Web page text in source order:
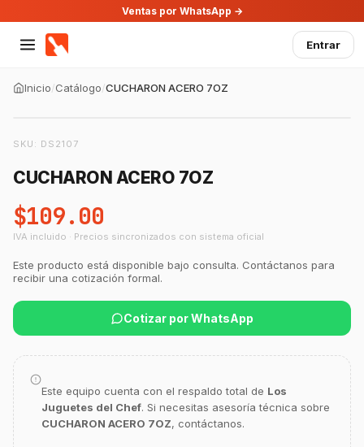
Ventas por WhatsApp →
Entrar
Inicio/Catálogo/CUCHARON ACERO 7OZ
SKU: DS2107
CUCHARON ACERO 7OZ
$109.00
IVA incluido · Precios sincronizados con sistema oficial
Este producto está disponible bajo consulta. Contáctanos para
recibir una cotización formal.
Cotizar por WhatsApp
Este equipo cuenta con el respaldo total de Los
Juguetes del Chef. Si necesitas asesoría técnica sobre
CUCHARON ACERO 7OZ, contáctanos.
Asesor Chef Online
¡Hola Chef! 🍳 Soy GastroBot, tu asesor
¿En qué te puedo apoyar hoy con tu
Buscar estufas industriales
Ver uniformes y filipinas